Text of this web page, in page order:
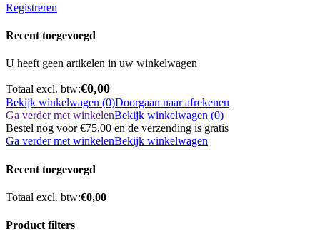
Registreren
Recent toegevoegd
U heeft geen artikelen in uw winkelwagen
Totaal excl. btw:€0,00
Bekijk winkelwagen (0)Doorgaan naar afrekenen
Ga verder met winkelenBekijk winkelwagen (0)
Bestel nog voor€75,00 en de verzending is gratis
Ga verder met winkelenBekijk winkelwagen
Recent toegevoegd
Totaal excl. btw:€0,00
Product filters